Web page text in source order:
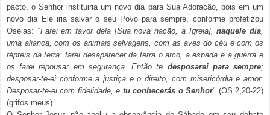
pacto, o Senhor instituiria um novo dia para Sua Adoração, pois em um
novo dia Ele iria salvar o seu Povo para sempre, conforme profetizou
Oséias: "Farei em favor dela [Sua nova nação, a Igreja],naquele dia
uma aliança, com os animais selvagens, com as aves do céu e com os
répteis da terra: farei desaparecer da terra o arco, a espada e a guerra e
os farei repousar em segurança. Então te desposarei para sempre;
desposar-te-ei conforme a justiça e o direito, com misericórdia e amor.
Desposar-te-ei com fidelidade, e tu conhecerás o Senhor" (OS 2,20-22)
(grifos meus).